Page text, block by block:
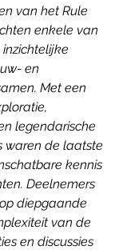
van het Rule
enkele van
en
Met een
legendarische
waren de laatste
kennis
Deelnemers
diepgaande
van de
en discussies